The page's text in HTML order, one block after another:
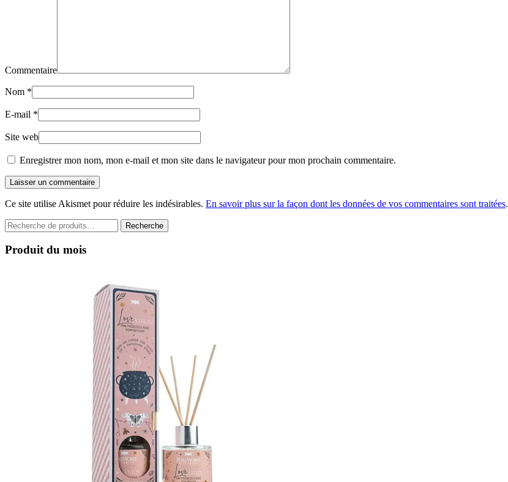
Commentaire
Nom *
E-mail *
Site web
Enregistrer mon nom, mon e-mail et mon site dans le navigateur pour mon prochain commentaire.
Laisser un commentaire
Ce site utilise Akismet pour réduire les indésirables. En savoir plus sur la façon dont les données de vos commentaires sont traitées.
Recherche
pour :
Recherche
Produit du mois